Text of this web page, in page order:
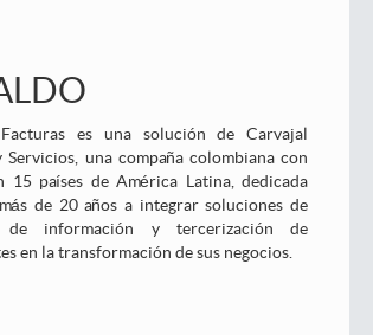
Facturas es una solución de Carvajal
Servicios, una compaña colombiana con
15 países de América Latina, dedicada
de 20 años a integrar soluciones de
de información y tercerización de
en la transformación de sus negocios.